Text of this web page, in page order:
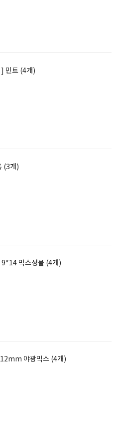
민트 (4개)
(3개)
믹스성물 (4개)
야광믹스 (4개)